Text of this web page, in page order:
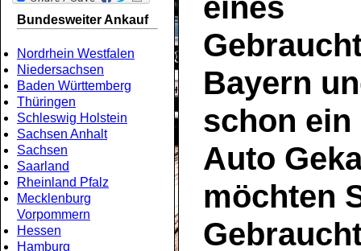
Bundesweiter Ankauf
Nordrhein Westfalen
Niedersachsen
Baden Württemberg
Thüringen
Schleswig Holstein
Sachsen Anhalt
Sachsen
Saarland
Rheinland Pfalz
Mecklenburg
Vorpommern
Hessen
Hamburg
Bayern
schon ein
Auto
möchten